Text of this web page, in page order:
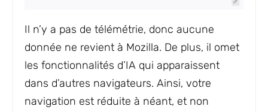
Il n’y a pas de télémétrie, donc aucune
donnée ne revient à Mozilla. De plus, il omet
les fonctionnalités d’IA qui apparaissent
dans d’autres navigateurs. Ainsi, votre
navigation est réduite à néant, et non